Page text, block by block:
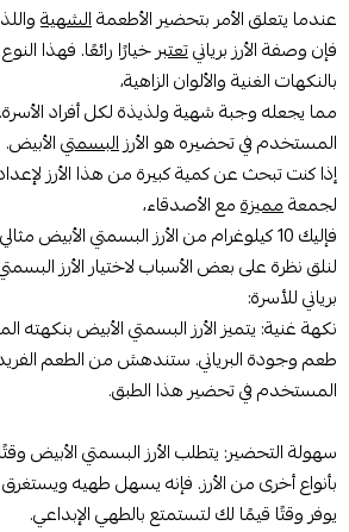
عندما يتعلق الأمر بتحضير الأطعمةالشهية
فإن وصفة الأرز بريانيتعتبرخيارًا رائعًا. فهذا
بالنكهات الغنية والألوان الزاهية،
مما يجعله وجبة شهية ولذيذة لكل أفراد
المستخدم في تحضيره هو الأرزالبسمتيالأبيض.
إذا كنت تبحث عن كمية كبيرة من هذا الأرز
لجمعةمميزةمع الأصدقاء،
فإليك 10 كيلوغرام من الأرز البسمتي الأبيض مثالي لك!
لنلق نظرة على بعض الأسباب لاختيار الأرز
برياني للأسرة:
نكهة غنية: يتميز الأرز البسمتي الأبيض بنكهته
طعم وجودة البرياني. ستندهش من الطعم
المستخدم في تحضير هذا الطبق.
سهولة التحضير: يتطلب الأرز البسمتي الأبيض
بأنواع أخرى من الأرز. فإنه يسهل طهيه ويستغرق
يوفر وقتًا قيمًا لك لتستمتع بالطهي الإبداعي.